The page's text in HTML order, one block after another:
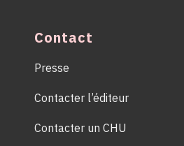
Contact
Presse
Contacter l’éditeur
Contacter un CHU